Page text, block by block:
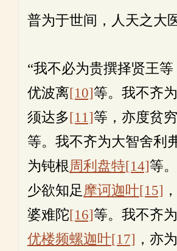
普为于世间，人天之大医
“我不必为贵撰择贤王
优波离[10]等。我不齐
须达多[11]等，亦度贫
等。我不齐为大智舍利
为钝根周利盘特[14]等
少欲知足摩诃迦叶[15]
婆难陀[16]等。我不齐
优楼频螺迦叶[17] ，亦